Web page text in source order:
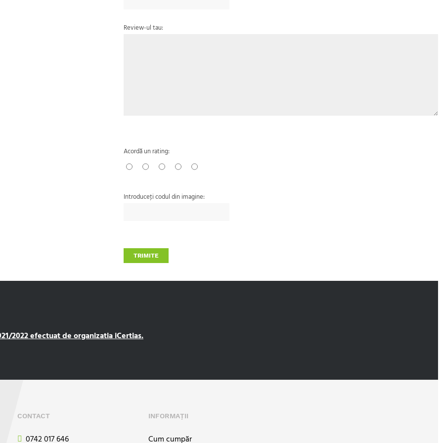
Review-ul tau:
Acordă un rating:
Introduceţi codul din imagine:
TRIMITE
2022 efectuat de organizatia iCertias.
CONTACT
0742 017 646
INFORMAȚII
Cum cumpăr